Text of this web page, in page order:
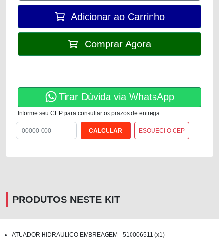
Adicionar ao Carrinho
Comprar Agora
Tirar Dúvida via WhatsApp
Informe seu CEP para consultar os prazos de entrega
ESQUECI O CEP
PRODUTOS NESTE KIT
ATUADOR HIDRAULICO EMBREAGEM - 510006511 (x1)